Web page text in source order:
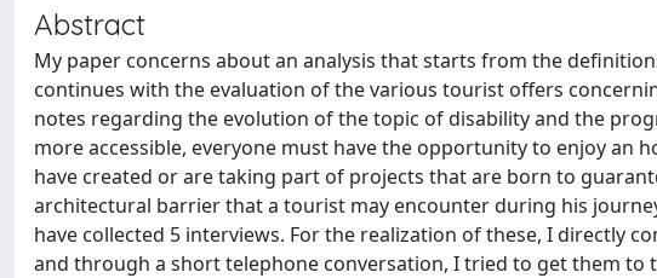
Abstract
My paper concerns about an analysis that starts from the
continues with the evaluation of the various tourist offers
notes regarding the evolution of the topic of disability and the
more accessible, everyone must have the opportunity to enjoy an
have created or are taking part of projects that are born to
architectural barrier that a tourist may encounter during his
have collected 5 interviews. For the realization of these, I directly
and through a short telephone conversation, I tried to get them to